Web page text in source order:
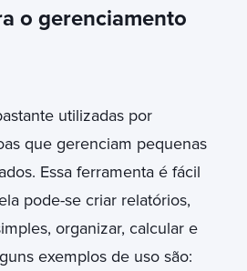
o gerenciamento
utilizadas por
que gerenciam pequenas
Essa ferramenta é fácil
pode-se criar relatórios,
organizar, calcular e
exemplos de uso são: